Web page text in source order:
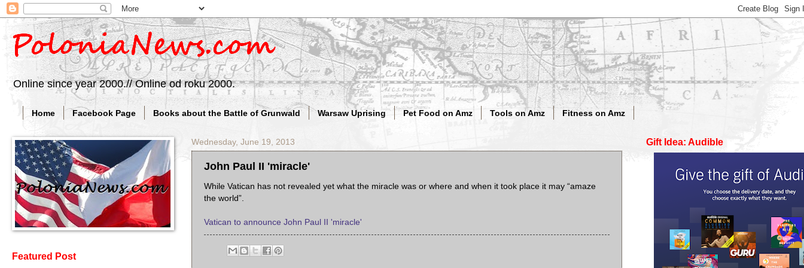
Online since year 2000.// Online od roku 2000.
Home Facebook Page Books about the Battle of Grunwald Warsaw Uprising Pet Food on Amz Tools on Amz Fitness on Amz
Wednesday, June 19, 2013
John Paul II 'miracle'
While Vatican has not revealed yet what the miracle was or where and when it took place it may “amaze
the world”.
Vatican to announce John Paul II 'miracle'
Featured Post
Gift Idea: Audible